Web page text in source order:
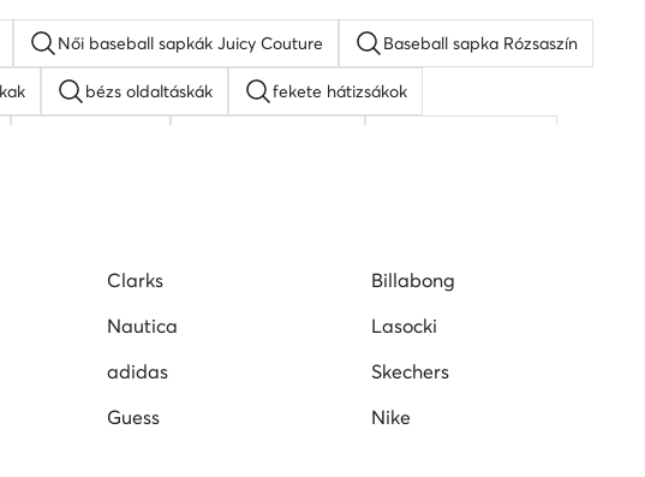
Női baseball sapkák Juicy Couture Baseball sapka Rózsaszín
bézs oldaltáskák fekete hátizsákok
Clarks
Billabong
Nautica
Lasocki
adidas
Skechers
Guess Nike